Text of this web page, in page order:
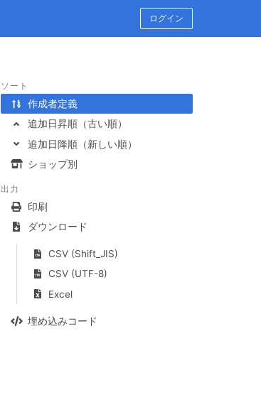
ログイン
ソート
作成者定義
追加日昇順（古い順）
追加日降順（新しい順）
ショップ別
出力
印刷
ダウンロード
CSV (Shift_JIS)
CSV (UTF-8)
Excel
埋め込みコード